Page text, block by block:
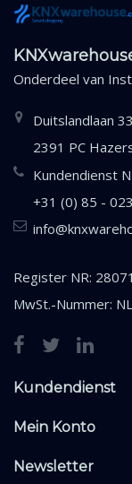
Onderdeel van
Duitslandlaan 33
2391 PC
Kundendienst
+31 (0) 85 -
Register NR:
MwSt.-Nummer:
Kundendienst
Mein Konto
Newsletter